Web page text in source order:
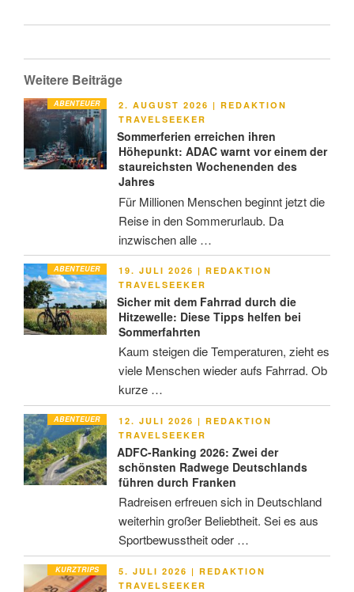
Weitere Beiträge
ABENTEUER
VERÖFFENTLICHT
AM
2. AUGUST 2026 | REDAKTION
TRAVELSEEKER
Sommerferien erreichen ihren
Höhepunkt: ADAC warnt vor einem der
staureichsten Wochenenden des
Jahres
Für Millionen Menschen beginnt jetzt die
Reise in den Sommerurlaub. Da
inzwischen alle …
ABENTEUER
VERÖFFENTLICHT
AM
19. JULI 2026 | REDAKTION
TRAVELSEEKER
Sicher mit dem Fahrrad durch die
Hitzewelle: Diese Tipps helfen bei
Sommerfahrten
Kaum steigen die Temperaturen, zieht es
viele Menschen wieder aufs Fahrrad. Ob
kurze …
ABENTEUER
VERÖFFENTLICHT
AM
12. JULI 2026 | REDAKTION
TRAVELSEEKER
ADFC-Ranking 2026: Zwei der
schönsten Radwege Deutschlands
führen durch Franken
Radreisen erfreuen sich in Deutschland
weiterhin großer Beliebtheit. Sei es aus
Sportbewusstheit oder …
KURZTRIPS
VERÖFFENTLICHT
AM
5. JULI 2026 | REDAKTION
TRAVELSEEKER